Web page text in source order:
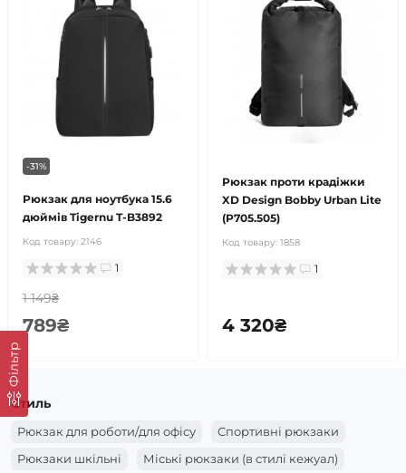
Фільтр
-31%
Рюкзак для ноутбука 15.6
дюймів Tigernu T-B3892
Код товару: 2146
1
1 149₴
789₴
Рюкзак проти крадіжки
XD Design Bobby Urban Lite
(P705.505)
Код товару: 1858
1
4 320₴
Стиль
Рюкзак для роботи/для офісу
Спортивні рюкзаки
Рюкзаки шкільні
Міські рюкзаки (в стилі кежуал)